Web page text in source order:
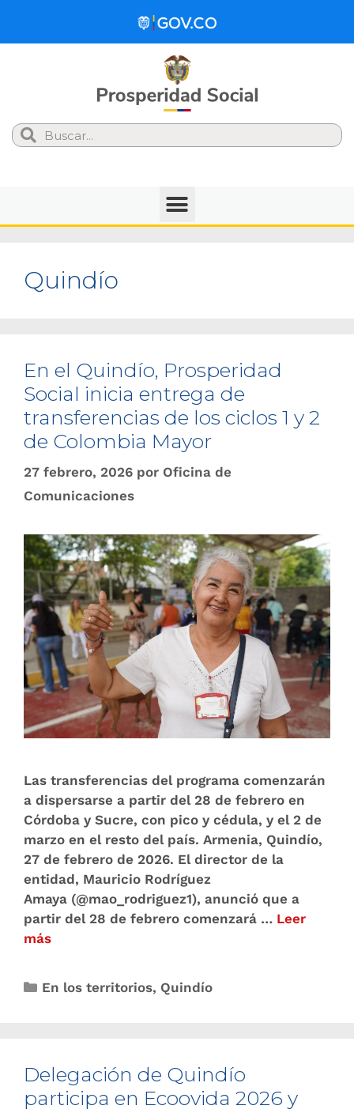
Search
Quindío
En el Quindío, Prosperidad
Social inicia entrega de
transferencias de los ciclos 1 y 2
de Colombia Mayor
27 febrero, 2026 por Oficina de
Comunicaciones
Las transferencias del programa comenzarán
a dispersarse a partir del 28 de febrero en
Córdoba y Sucre, con pico y cédula, y el 2 de
marzo en el resto del país. Armenia, Quindío,
27 de febrero de 2026. El director de la
entidad, Mauricio Rodríguez
Amaya (@mao_rodriguez1), anunció que a
partir del 28 de febrero comenzará … Leer
más
En los territorios, Quindío
Delegación de Quindío
participa en Ecoovida 2026 y